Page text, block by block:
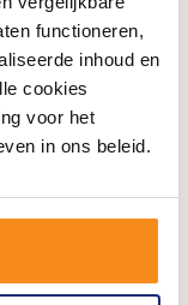
functioneren,
inhoud en
cookies
voor het
in ons beleid.